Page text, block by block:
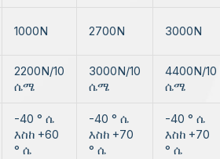
1000N 2700N 3000N
2200N/10
ሴሜ
3000N/10
ሴሜ
4400N/10
ሴሜ
-40 ° ሴ
እስከ +60
° ሴ
-40 ° ሴ
እስከ +70
° ሴ
-40 ° ሴ
እስከ +70
° ሴ